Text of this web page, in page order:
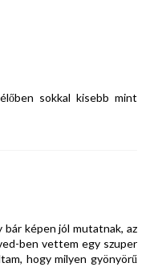
sokkal kisebb mint
bár képen jól mutatnak, az
ben vettem egy szuper
hogy milyen gyönyörű